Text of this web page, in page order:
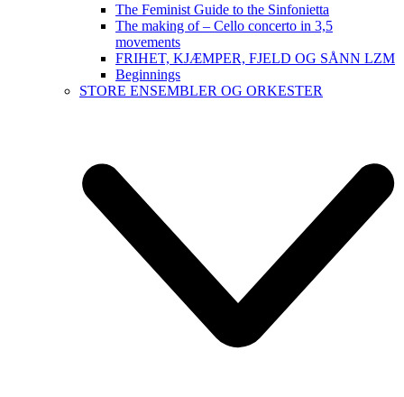
The Feminist Guide to the Sinfonietta
The making of – Cello concerto in 3,5
movements
FRIHET, KJÆMPER, FJELD OG SÅNN LZM
Beginnings
STORE ENSEMBLER OG ORKESTER